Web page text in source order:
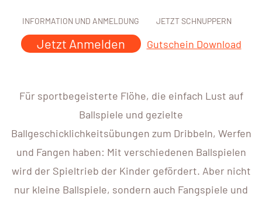
INFORMATION UND ANMELDUNG
Jetzt Anmelden
JETZT SCHNUPPERN
Gutschein Download
Für sportbegeisterte Flöhe, die einfach Lust auf
Ballspiele und gezielte
Ballgeschicklichkeitsübungen zum Dribbeln, Werfen
und Fangen haben: Mit verschiedenen Ballspielen
wird der Spieltrieb der Kinder gefördert. Aber nicht
nur kleine Ballspiele, sondern auch Fangspiele und